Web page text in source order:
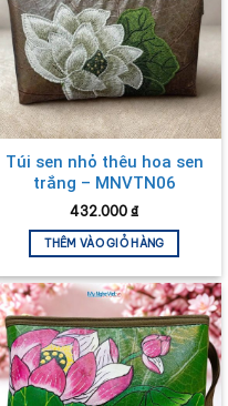
Túi sen nhỏ thêu hoa sen
trắng – MNVTN06
432.000 ₫
THÊM VÀO GIỎ HÀNG